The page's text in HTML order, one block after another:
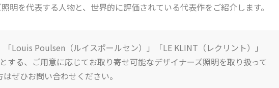
明を代表する人物と、世界的に評価されている代表作をご紹介します。
「Louis Poulsen（ルイスポールセン）」「LE KLINT（レクリント）」
する、ご用意に応じてお取り寄せ可能なデザイナーズ照明を取り扱って
ぜひお問い合わせください。